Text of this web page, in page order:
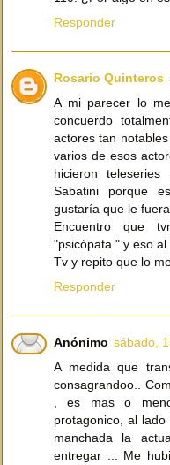
Responder
Rosario Quinteros
A mi parecer lo
concuerdo
actores tan
varios de esos
hicieron
Sabatini porque
gustaría que le
Encuentro que
"psicópata " y eso
Tv y repito que lo
Responder
Anónimo sábado,
A medida que
consagrandoo..
, es mas o
protagonico, al
manchada la
entregar ... Me